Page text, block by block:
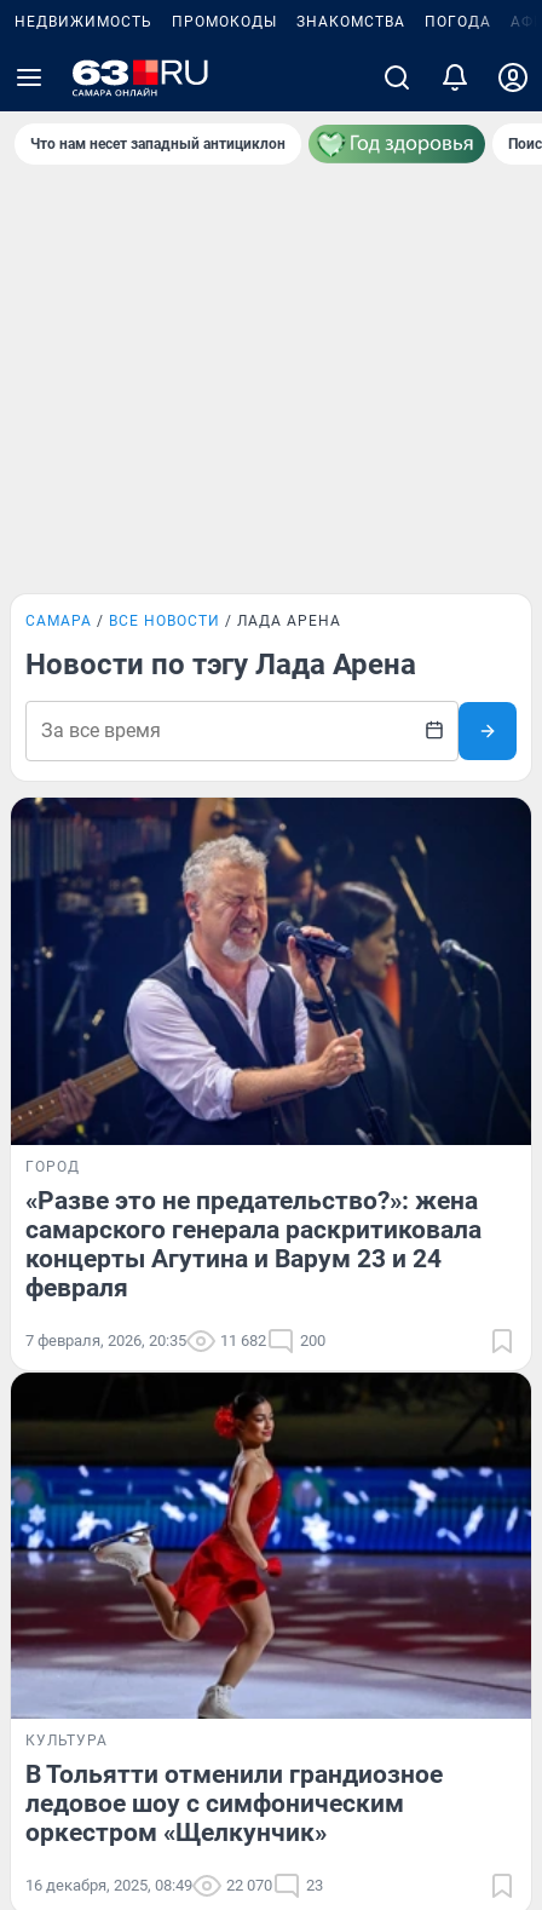
НЕДВИЖИМОСТЬ ПРОМОКОДЫ ЗНАКОМСТВА ПОГОДА
Что нам несет западный антициклон
САМАРА ВСЕ НОВОСТИ ЛАДА АРЕНА
Новости по тэгу Лада Арена
ГОРОД
«Разве это не предательство?»: жена
самарского генерала раскритиковала
концерты Агутина и Варум 23 и 24
февраля
7 февраля, 2026, 20:35 11 682 200
КУЛЬТУРА
В Тольятти отменили грандиозное
ледовое шоу с симфоническим
оркестром «Щелкунчик»
16 декабря, 2025, 08:49 22 070 23